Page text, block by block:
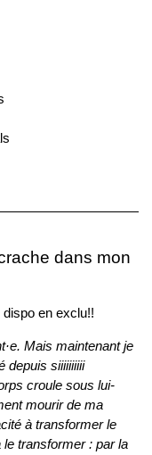
dans mon
en exclu!!
Mais maintenant je
depuis siiiiiiiiii
croule sous lui-
mourir de ma
à transformer le
transformer : par la